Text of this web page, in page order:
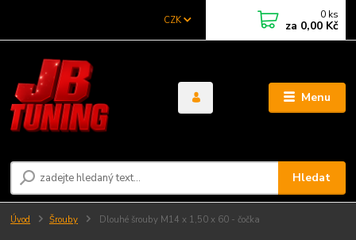
Menu
CZK
Hledat
0 ks
za 0,00 Kč
Úvod Šrouby Dlouhé šrouby M14 x 1,50 x 60 - čočka